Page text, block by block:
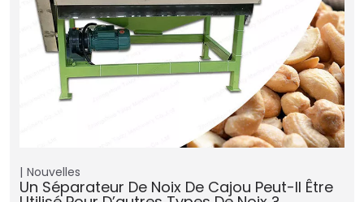
Nouvelles
Un Séparateur De Noix De Cajou Peut-Il Être